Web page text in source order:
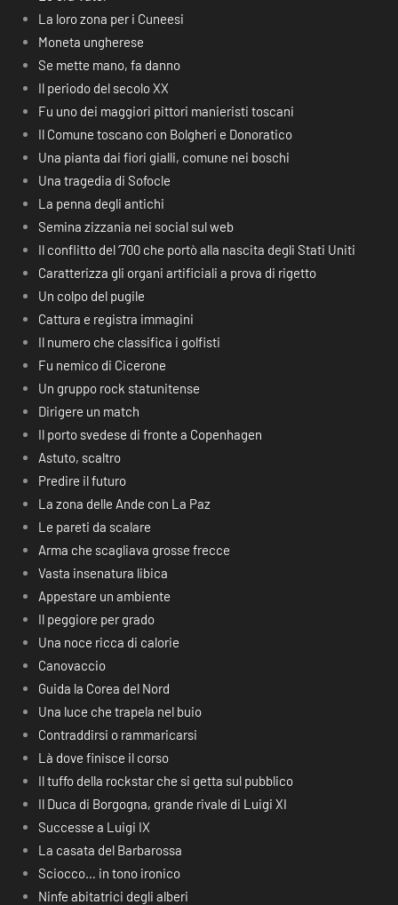
La loro zona per i Cuneesi
Moneta ungherese
Se mette mano, fa danno
Il periodo del secolo XX
Fu uno dei maggiori pittori manieristi toscani
Il Comune toscano con Bolgheri e Donoratico
Una pianta dai fiori gialli, comune nei boschi
Una tragedia di Sofocle
La penna degli antichi
Semina zizzania nei social sul web
Il conflitto del ‘700 che portò alla nascita degli Stati Uniti
Caratterizza gli organi artificiali a prova di rigetto
Un colpo del pugile
Cattura e registra immagini
Il numero che classifica i golfisti
Fu nemico di Cicerone
Un gruppo rock statunitense
Dirigere un match
Il porto svedese di fronte a Copenhagen
Astuto, scaltro
Predire il futuro
La zona delle Ande con La Paz
Le pareti da scalare
Arma che scagliava grosse frecce
Vasta insenatura libica
Appestare un ambiente
Il peggiore per grado
Una noce ricca di calorie
Canovaccio
Guida la Corea del Nord
Una luce che trapela nel buio
Contraddirsi o rammaricarsi
Là dove finisce il corso
Il tuffo della rockstar che si getta sul pubblico
Il Duca di Borgogna, grande rivale di Luigi XI
Successe a Luigi IX
La casata del Barbarossa
Sciocco… in tono ironico
Ninfe abitatrici degli alberi